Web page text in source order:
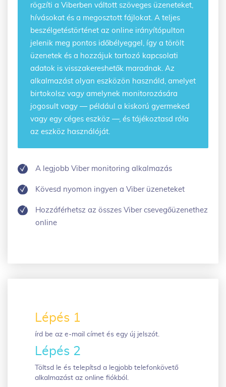
rögzíti a Viberben váltott szöveges üzeneteket,
hívásokat és a megosztott fájlokat. A teljes
beszélgetéstörténet az online irányítópulton
jelenik meg pontos időbélyeggel, így a törölt
üzenetek és a hozzájuk tartozó kapcsolati
adatok is visszakereshetők maradnak. Az
alkalmazást olyan eszközön használd, amelyet
birtokolsz vagy amelynek monitorozására
jogosult vagy — például a kiskorú gyermeked
vagy egy céges eszköz —, és tájékoztasd róla
az eszköz használóját.
A legjobb Viber monitoring alkalmazás
Kövesd nyomon ingyen a Viber üzeneteket
Hozzáférhetsz az összes Viber csevegőüzenethez
online
Lépés 1
írd be az e-mail címet és egy új jelszót.
Lépés 2
Töltsd le és telepítsd a legjobb telefonkövető
alkalmazást az online fiókból.